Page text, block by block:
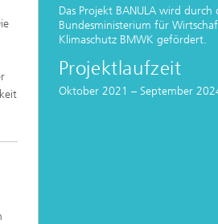
Das Projekt BANULA wird durch
Bundesministerium für
Klimaschutz BMWK gefördert.
Projektlaufzeit
Oktober 2021 – September